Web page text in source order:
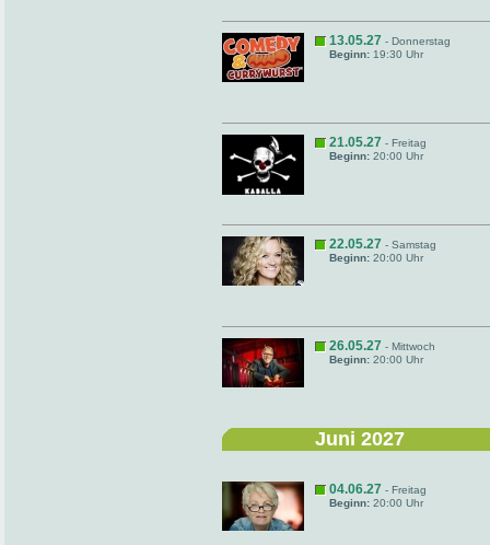
13.05.27 - Donnerstag
Beginn: 19:30 Uhr
21.05.27 - Freitag
Beginn: 20:00 Uhr
22.05.27 - Samstag
Beginn: 20:00 Uhr
26.05.27 - Mittwoch
Beginn: 20:00 Uhr
Juni 2027
04.06.27 - Freitag
Beginn: 20:00 Uhr